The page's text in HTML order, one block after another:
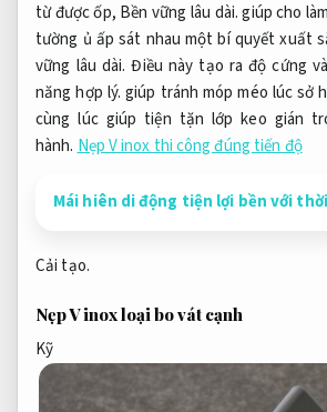
từđược ốp, Bền vững lâu dài.giúp cho
tường ủ ấp sát nhaumột bí quyết xuất
vững lâu dài. Điều này tạo ra độ cứng
năng hợp lý. giúp tránh móp méo lúcsở
cùng lúcgiúp tiện tặn lớp keo gián
hành. Nẹp V inox thi công đúng tiến độ
Mái hiên di động tiện lợi bền với
Cải tạo.
Nẹp V inox loại bo vát cạnh
Kỹ